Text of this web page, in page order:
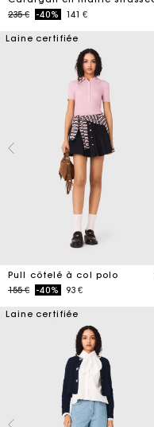
Price reduced from
235 €to-40% 141 €
Laine certifiée
Pull côtelé à col polo
Price reduced from
155 €to-40% 93 €
Laine certifiée